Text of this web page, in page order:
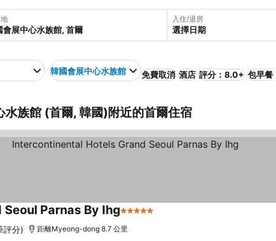
入住/退房
選擇日期
韓國會展中心水族館 免費取消 酒店 評分：8.0+ 包早餐
水族館 (首爾, 韓國)附近的首爾住宿
Parnas By Ihg5 星級
評分) 距離Myeong-dong 8.7 公里